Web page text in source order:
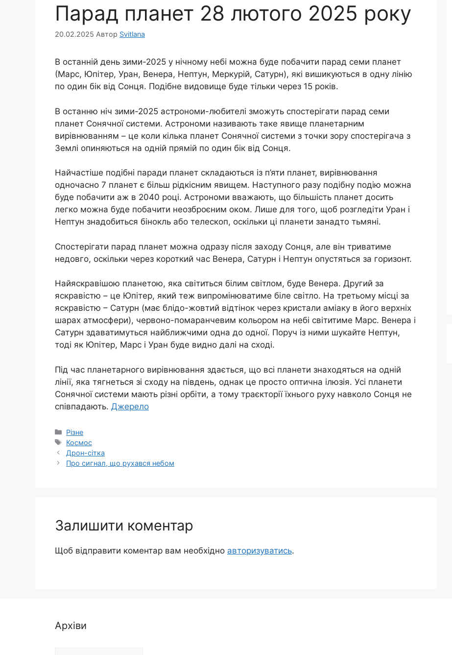
Парад планет 28 лютого 2025 року
20.02.2025 Автор Svitlana
В останній день зими-2025 у нічному небі можна буде побачити парад семи планет
(Марс, Юпітер, Уран, Венера, Нептун, Меркурій, Сатурн), які вишикуються в одну лінію
по один бік від Сонця. Подібне видовище буде тільки через 15 років.
В останню ніч зими-2025 астрономи-любителі зможуть спостерігати парад семи
планет Сонячної системи. Астрономи називають таке явище планетарним
вирівнюванням – це коли кілька планет Сонячної системи з точки зору спостерігача з
Землі опиняються на одній прямій по один бік від Сонця.
Найчастіше подібні паради планет складаються із п’яти планет, вирівнювання
одночасно 7 планет є більш рідкісним явищем. Наступного разу подібну подію можна
буде побачити аж в 2040 році. Астрономи вважають, що більшість планет досить
легко можна буде побачити неозброєним оком. Лише для того, щоб розгледіти Уран і
Нептун знадобиться бінокль або телескоп, оскільки ці планети занадто тьмяні.
Спостерігати парад планет можна одразу після заходу Сонця, але він триватиме
недовго, оскільки через короткий час Венера, Сатурн і Нептун опустяться за горизонт.
Найяскравішою планетою, яка світиться білим світлом, буде Венера. Другий за
яскравістю – це Юпітер, який теж випромінюватиме біле світло. На третьому місці за
яскравістю – Сатурн (має блідо-жовтий відтінок через кристали аміаку в його верхніх
шарах атмосфери), червоно-помаранчевим кольором на небі світитиме Марс. Венера і
Сатурн здаватимуться найближчими одна до одної. Поруч із ними шукайте Нептун,
тоді як Юпітер, Марс і Уран буде видно далі на сході.
Під час планетарного вирівнювання здається, що всі планети знаходяться на одній
лінії, яка тягнеться зі сходу на південь, однак це просто оптична ілюзія. Усі планети
Сонячної системи мають різні орбіти, а тому траєкторії їхнього руху навколо Сонця не
співпадають. Джерело
Категорії
Різне
Позначки
Космос
Дрон-сітка
Про сигнал, що рухався небом
Залишити коментар
Щоб відправити коментар вам необхідно авторизуватись.
Архіви